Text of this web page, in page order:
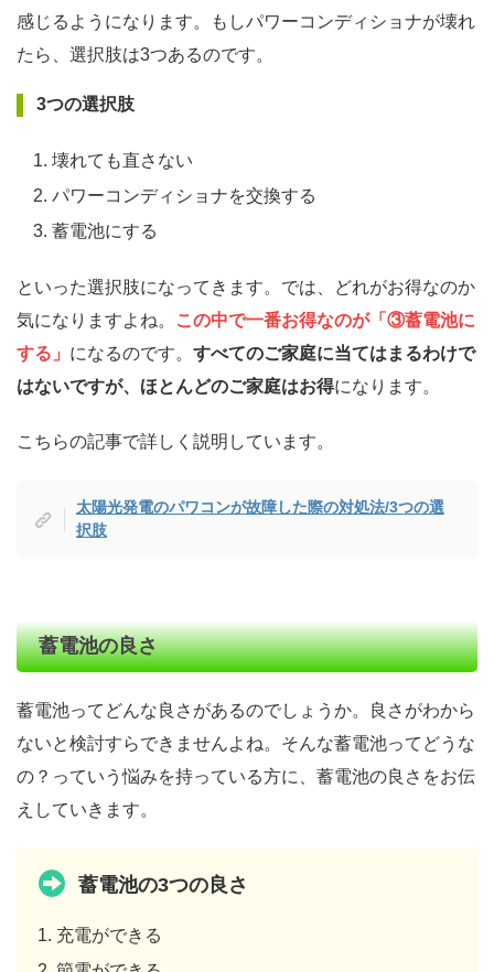
感じるようになります。もしパワーコンディショナが壊れ
たら、選択肢は3つあるのです。
3つの選択肢
壊れても直さない
パワーコンディショナを交換する
蓄電池にする
といった選択肢になってきます。では、どれがお得なのか
気になりますよね。
この中で一番お得なのが「③蓄電池に
する」 になるのです。 すべてのご家庭に当てはまるわけで
はないですが、ほとんどのご家庭はお得になります。
こちらの記事で詳しく説明しています。
太陽光発電のパワコンが故障した際の対処法/3つの選
択肢
蓄電池の良さ
蓄電池ってどんな良さがあるのでしょうか。良さがわから
ないと検討すらできませんよね。そんな蓄電池ってどうな
の？っていう悩みを持っている方に、蓄電池の良さをお伝
えしていきます。
蓄電池の3つの良さ
充電ができる